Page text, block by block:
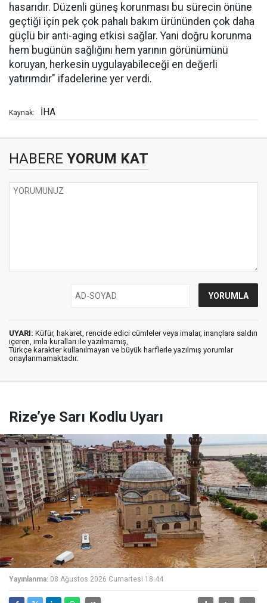
hasarıdır. Düzenli güneş korunması bu sürecin önüne
geçtiği için pek çok pahalı bakım ürününden çok daha
güçlü bir anti-aging etkisi sağlar. Yani doğru korunma
hem bugünün sağlığını hem yarının görünümünü
koruyan, herkesin uygulayabileceği en değerli
yatırımdır" ifadelerine yer verdi.
Kaynak: İHA
HABERE YORUM KAT
UYARI: Küfür, hakaret, rencide edici cümleler veya imalar, inançlara saldırı
içeren, imla kuralları ile yazılmamış,
Türkçe karakter kullanılmayan ve büyük harflerle yazılmış yorumlar
onaylanmamaktadır.
Rize’ye Sarı Kodlu Uyarı
Yayınlanma: 08 Ağustos 2026 Cumartesi 18:44